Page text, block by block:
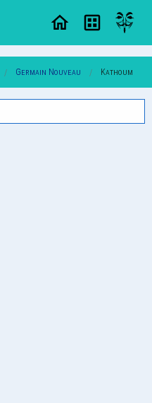
Germain Nouveau Kathoum